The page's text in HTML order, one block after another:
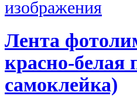
Лента
красно-белая
самоклейка)